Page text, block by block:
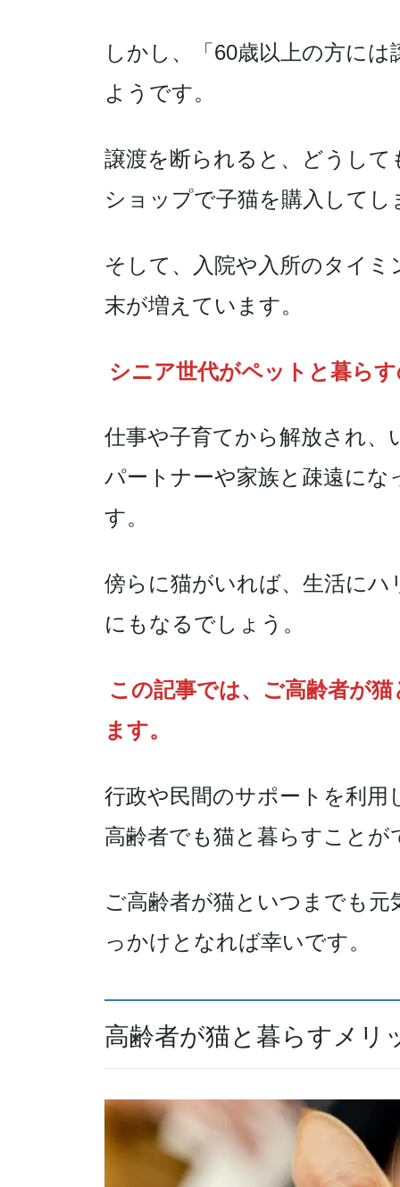
しかし、「60歳以上の方に
ようです。
譲渡を断られると、どうし
ショップで子猫を購入してし
そして、入院や入所のタイ
末が増えています。
シニア世代がペットと暮ら
仕事や子育てから解放され
パートナーや家族と疎遠に
す。
傍らに猫がいれば、生活に
にもなるでしょう。
この記事では、ご高齢者が
ます。
行政や民間のサポートを利用
高齢者でも猫と暮らすことが
ご高齢者が猫といつまでも
っかけとなれば幸いです。
高齢者が猫と暮らすメリ